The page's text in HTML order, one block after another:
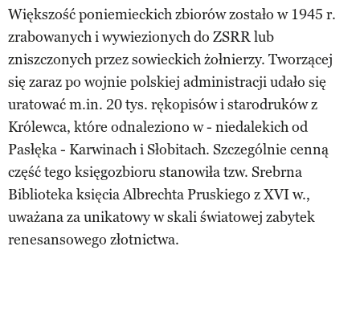
Większość poniemieckich zbiorów zostało w 1945 r.
zrabowanych i wywiezionych do ZSRR lub
zniszczonych przez sowieckich żołnierzy. Tworzącej
się zaraz po wojnie polskiej administracji udało się
uratować m.in. 20 tys. rękopisów i starodruków z
Królewca, które odnaleziono w - niedalekich od
Pasłęka - Karwinach i Słobitach. Szczególnie cenną
część tego księgozbioru stanowiła tzw. Srebrna
Biblioteka księcia Albrechta Pruskiego z XVI w.,
uważana za unikatowy w skali światowej zabytek
renesansowego złotnictwa.